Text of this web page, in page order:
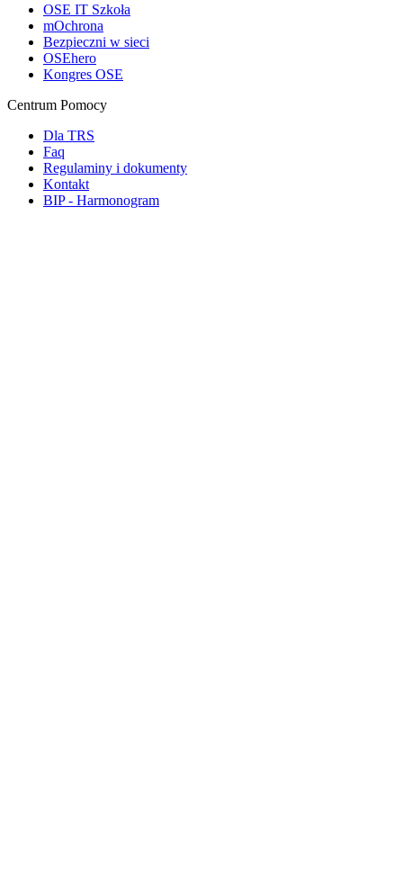
OSE IT Szkoła
mOchrona
Bezpieczni w sieci
OSEhero
Kongres OSE
Centrum Pomocy
Dla TRS
Faq
Regulaminy i dokumenty
Kontakt
BIP - Harmonogram